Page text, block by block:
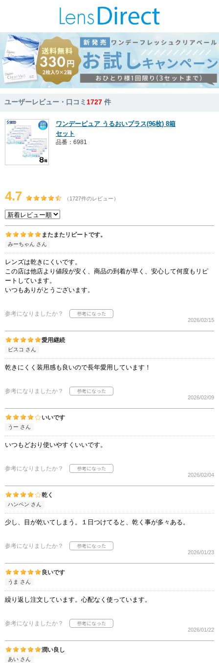
ユーザーレビュー・口コミ1727 件
ワンデーピュア うるおいプラス(96枚) 8箱
セット
品番：6981
4.7 （1727件のレビュー）
またまたリピートです。
みーちゃん さん
レンズは乾きにくいです。
この店は他店より値段が安く、商品の到着が早く、安心して何度もリピ
ートしています。
いつもありがとうございます。
参考になりましたか？
2026/02/15
愛用継続
ビスコ さん
乾きにくく装用感も良いので長年愛用しています！
参考になりましたか？
2026/02/09
いいです
うー さん
いつもどおり使いやすくいいです。
参考になりましたか？
2026/02/04
乾く
ハンペン さん
少し、目が乾いてしまう。１日つけてると、乾く事が多々ある。
参考になりましたか？
2026/01/23
良いです
うま さん
繰り返し注文しています。心配なく使っています。
参考になりましたか？
2026/01/22
潤い良し
あい さん